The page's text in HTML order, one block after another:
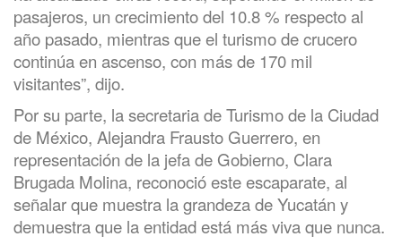
pasajeros, un crecimiento del 10.8 % respecto al
año pasado, mientras que el turismo de crucero
continúa en ascenso, con más de 170 mil
visitantes”, dijo.
Por su parte, la secretaria de Turismo de la Ciudad
de México, Alejandra Frausto Guerrero, en
representación de la jefa de Gobierno, Clara
Brugada Molina, reconoció este escaparate, al
señalar que muestra la grandeza de Yucatán y
demuestra que la entidad está más viva que nunca.